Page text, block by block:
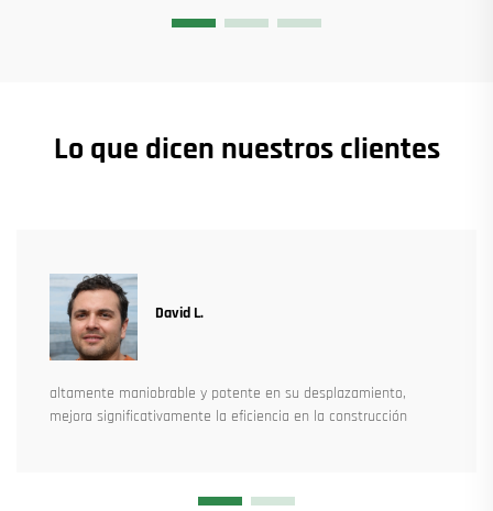
Lo que dicen nuestros clientes
David L.
altamente maniobrable y potente en su desplazamiento,
mejora significativamente la eficiencia en la construcción